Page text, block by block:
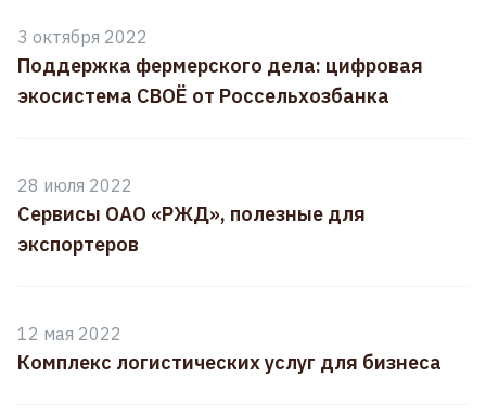
3 октября 2022
Поддержка фермерского дела: цифровая
экосистема СВОЁ от Россельхозбанка
28 июля 2022
Сервисы ОАО «РЖД», полезные для
экспортеров
12 мая 2022
Комплекс логистических услуг для бизнеса